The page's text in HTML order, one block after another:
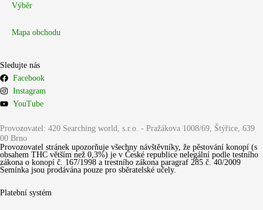
Výběr
Mapa obchodu
Sledujte nás
Facebook
Instagram
YouTube
Provozovatel: 420 Searching world, s.r.o. - Pražákova 1008/69, Štýřice, 639
00 Brno
Provozovatel stránek upozorňuje všechny návštěvníky, že pěstování konopí (s
obsahem THC větším než 0,3%) je v České republice nelegální podle testního
zákona o konopí č. 167/1998 a trestního zákona paragraf 285 č. 40/2009
Semínka jsou prodávána pouze pro sběratelské učely.
Platební systém